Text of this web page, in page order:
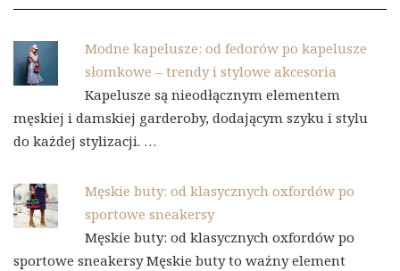
Modne kapelusze: od fedorów po kapelusze
słomkowe – trendy i stylowe akcesoria
Kapelusze są nieodłącznym elementem
męskiej i damskiej garderoby, dodającym szyku i stylu
do każdej stylizacji. …
Męskie buty: od klasycznych oxfordów po
sportowe sneakersy
Męskie buty: od klasycznych oxfordów po
sportowe sneakersy Męskie buty to ważny element